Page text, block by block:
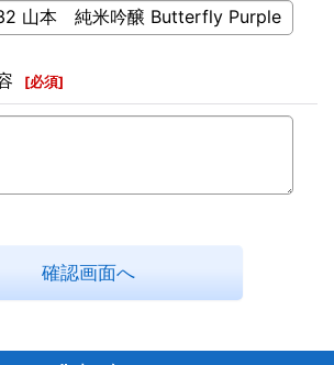
[必須]
確認画面へ